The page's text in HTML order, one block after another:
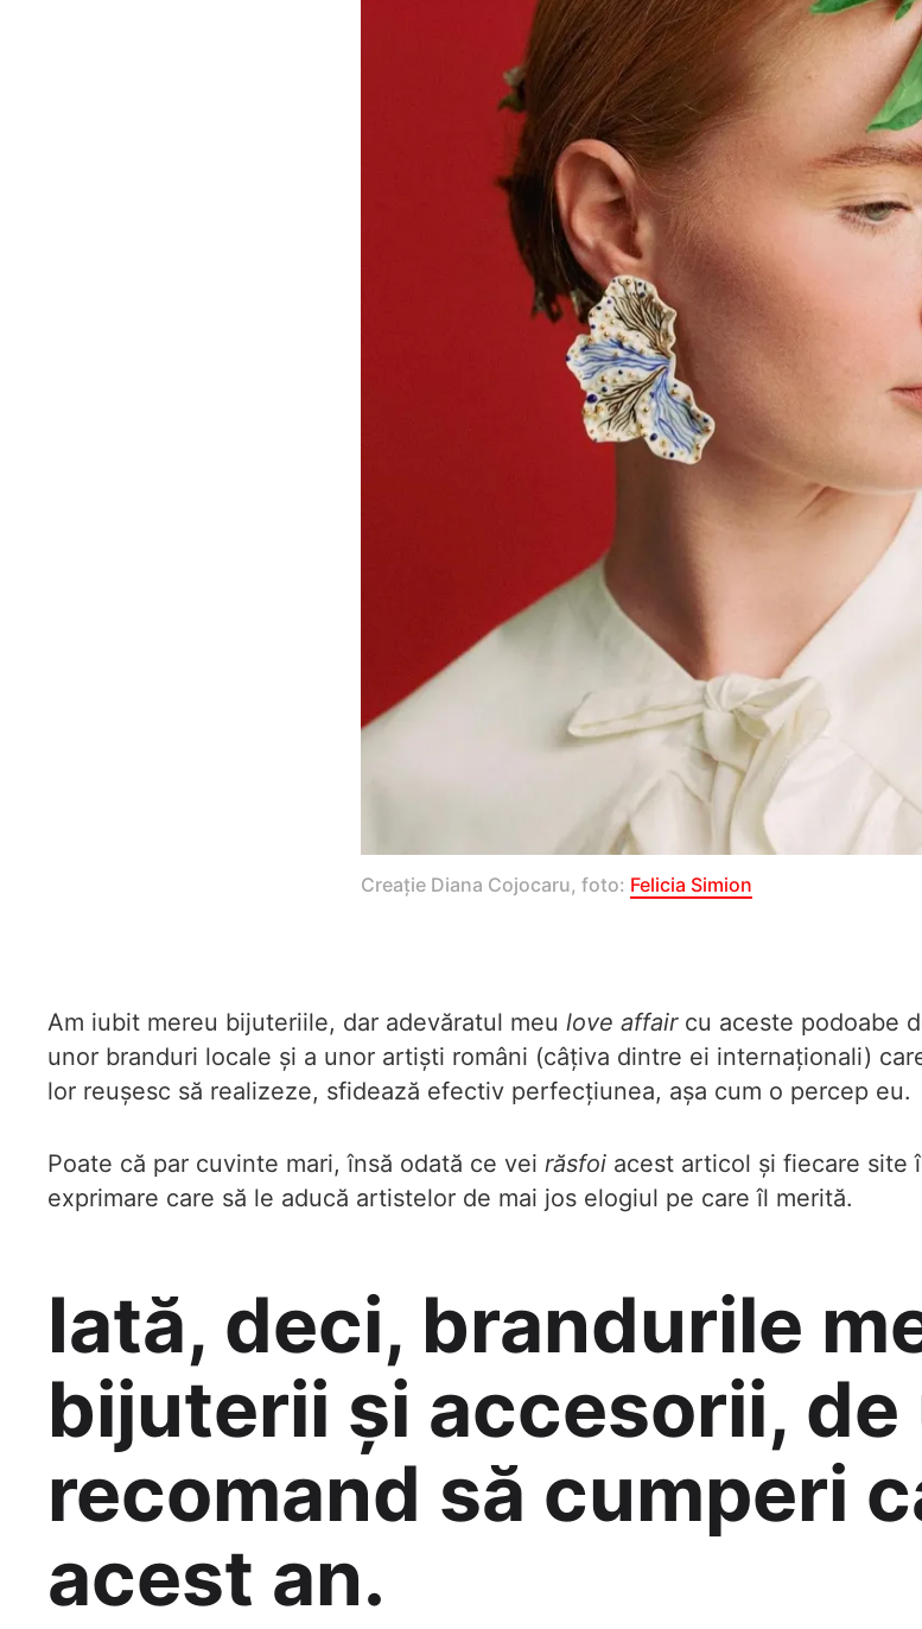
Creație Diana Cojocaru, foto: Felicia Simion
Am iubit mereu bijuteriile, dar adevăratul meu love affaircu aceste podoabe
unor branduri locale și a unor artiști români (câțiva dintre ei internaționali)
lor reușesc să realizeze, sfidează efectiv perfecțiunea, așa cum o percep eu.
Poate că par cuvinte mari, însă odată ce vei răsfoi acest articol și fiecare site
exprimare care să le aducă artistelor de mai jos elogiul pe care îl merită.
Iată, deci, brandurile
bijuterii și accesorii, de
recomand să cumperi
acest an.